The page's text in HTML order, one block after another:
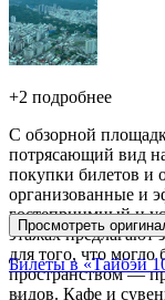
+2 подробнее
С обзорной
потрясающий вид
покупки билетов и
организованные и
гостеприимный и
этажах
для того, что
пространством —
видов. Кафе и
Просмотреть
Билеты в «Тайбэй